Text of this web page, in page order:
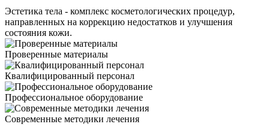
Эстетика тела - комплекс косметологических процедур,
направленных на коррекцию недостатков и улучшения
состояния кожи.
Проверенные материалы
Квалифицированный персонал
Профессиональное оборудование
Современные методики лечения